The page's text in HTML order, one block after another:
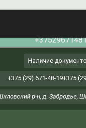
Наличие
+375 (29) 671-48-19+375
р-н, д. Забродье,